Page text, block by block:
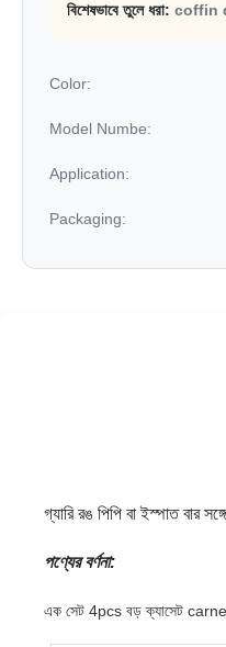
বিশেষভাবে তুলে ধরা: coffin
Color:
Model Numbe:
Application:
Packaging:
গ্যারি রঙ পিপি বা ইস্পাত বার
পণ্যের বর্ণনা:
এক সেট 4pcs বড় ক্যাসেট